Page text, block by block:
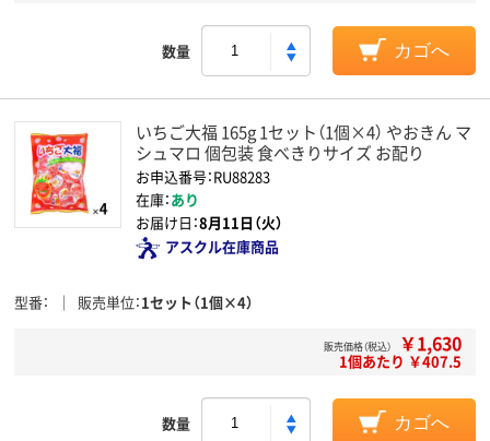
数量 カゴへ
いちご大福 165g 1セット（1個×4） やおきん マ
シュマロ 個包装 食べきりサイズ お配り
お申込番号：RU88283
在庫：あり
お届け日：8月11日（火）
アスクル在庫商品
型番 販売単位 1セット（1個×4）
販売価格（税込） ￥1,630
1個あたり ￥407.5
数量 カゴへ